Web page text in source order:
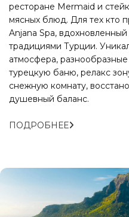
ресторане Mermaid и
мясных блюд. Для тех кто
Anjana Spa,
традициями Турции.
атмосфера,
турецкую баню, релакс
снежную комнату,
душевный баланс.
ПОДРОБНЕЕ